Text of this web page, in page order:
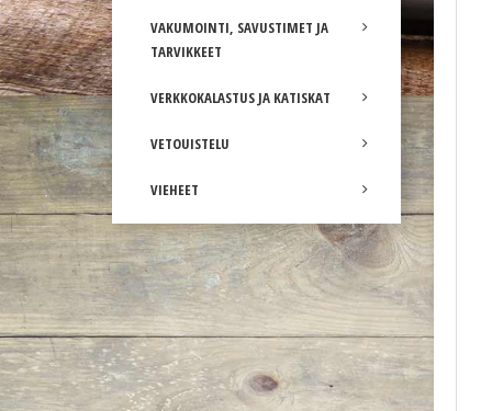
VAKUMOINTI, SAVUSTIMET JA
TARVIKKEET
VERKKOKALASTUS JA KATISKAT
VETOUISTELU
VIEHEET